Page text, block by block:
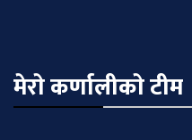
मेराे कर्णालीकाे टीम